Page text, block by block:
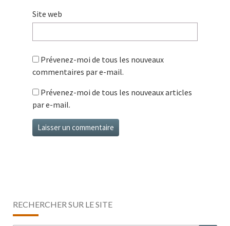
Site web
Prévenez-moi de tous les nouveaux
commentaires par e-mail.
Prévenez-moi de tous les nouveaux articles
par e-mail.
RECHERCHER SUR LE SITE